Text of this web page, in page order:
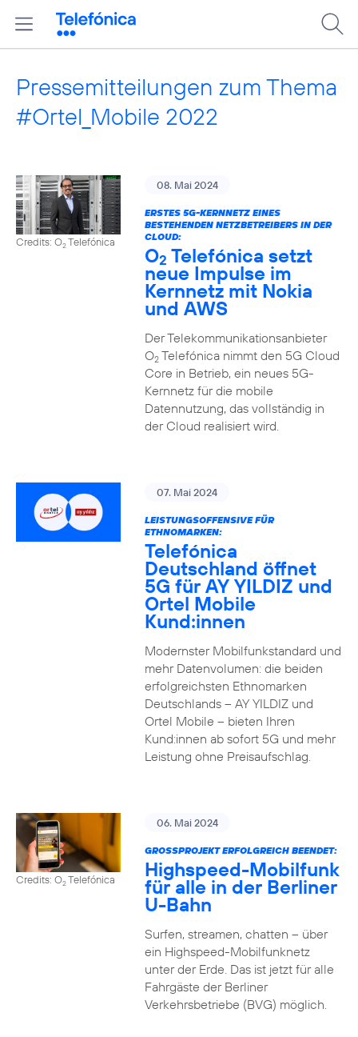
Pressemitteilungen zum Thema
#Ortel_Mobile 2022
Credits: O2Telefónica
08. Mai 2024
ERSTES 5G-KERNNETZ EINES
BESTEHENDEN NETZBETREIBERS IN DER
CLOUD:
O2 Telefónica setzt
neue Impulse im
Kernnetz mit Nokia
und AWS
Der Telekommunikationsanbieter
O2Telefónica nimmt den 5G Cloud
Core in Betrieb, ein neues 5G-
Kernnetz für die mobile
Datennutzung, das vollständig in
der Cloud realisiert wird.
07. Mai 2024
LEISTUNGSOFFENSIVE FÜR
ETHNOMARKEN:
Telefónica
Deutschland öffnet
5G für AY YILDIZ und
Ortel Mobile
Kund:innen
Modernster Mobilfunkstandard und
mehr Datenvolumen: die beiden
erfolgreichsten Ethnomarken
Deutschlands – AY YILDIZ und
Ortel Mobile – bieten Ihren
Kund:innen ab sofort 5G und mehr
Leistung ohne Preisaufschlag.
Credits: O2Telefónica
06. Mai 2024
GROSSPROJEKT ERFOLGREICH BEENDET:
Highspeed-Mobilfunk
für alle in der Berliner
U-Bahn
Surfen, streamen, chatten – über
ein Highspeed-Mobilfunknetz
unter der Erde. Das ist jetzt für alle
Fahrgäste der Berliner
Verkehrsbetriebe (BVG) möglich.